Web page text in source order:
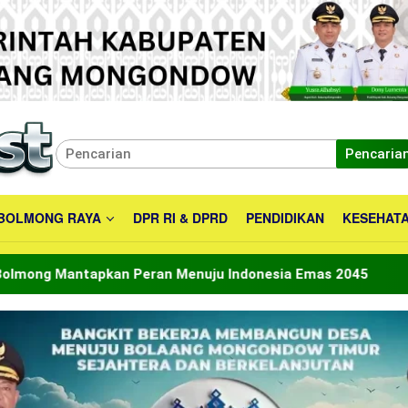
RAYA DPR RI & DPRD PENDIDIKAN
Menuju Indonesia Emas 2045 Bupati Boltara Lepas